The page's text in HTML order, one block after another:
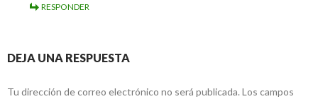
RESPONDER
DEJA UNA RESPUESTA
Tu dirección de correo electrónico no será publicada. Los campos